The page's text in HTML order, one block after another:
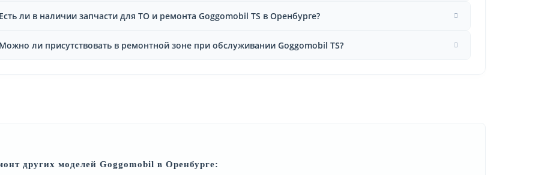
ли в наличии запчасти для ТО и ремонта Goggomobil TS в Оренбурге?
ли присутствовать в ремонтной зоне при обслуживании Goggomobil TS?
других моделей Goggomobil в Оренбурге: